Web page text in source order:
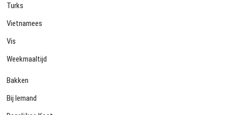
Turks
Vietnamees
Vis
Weekmaaltijd
Bakken
Bij Iemand